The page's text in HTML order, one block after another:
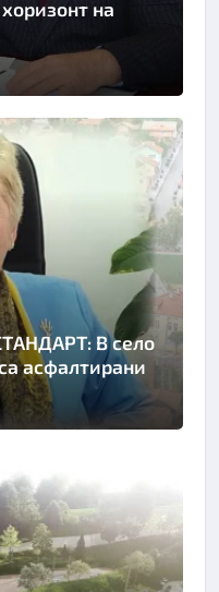
на
В село
асфалтирани